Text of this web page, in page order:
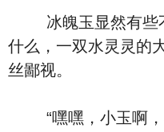
冰魄玉显然有些不
什么，一双水灵灵的
丝鄙视。
“嘿嘿，小玉啊，